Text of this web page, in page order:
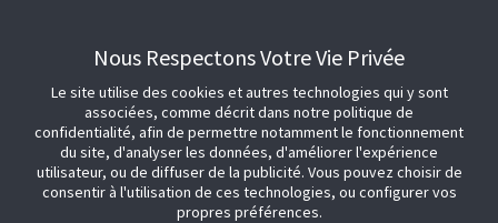
Nous Respectons Votre Vie Privée
Le site utilise des cookies et autres technologies qui y sont
associées, comme décrit dans notre politique de
confidentialité, afin de permettre notamment le fonctionnement
du site, d'analyser les données, d'améliorer l'expérience
utilisateur, ou de diffuser de la publicité. Vous pouvez choisir de
consentir à l'utilisation de ces technologies, ou configurer vos
propres préférences.